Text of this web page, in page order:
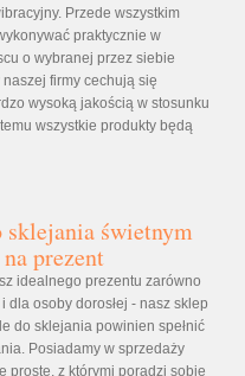
Przede wszystkim
praktycznie w
o wybranej przez siebie
firmy cechują się
wysoką jakością w stosunku
wszystkie produkty będą
sklejania świetnym
prezent
idealnego prezentu zarówno
dla osoby dorosłej - nasz sklep
do sklejania powinien spełnić
Posiadamy w sprzedaży
proste, z którymi poradzi sobie